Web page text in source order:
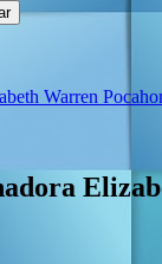
Warren